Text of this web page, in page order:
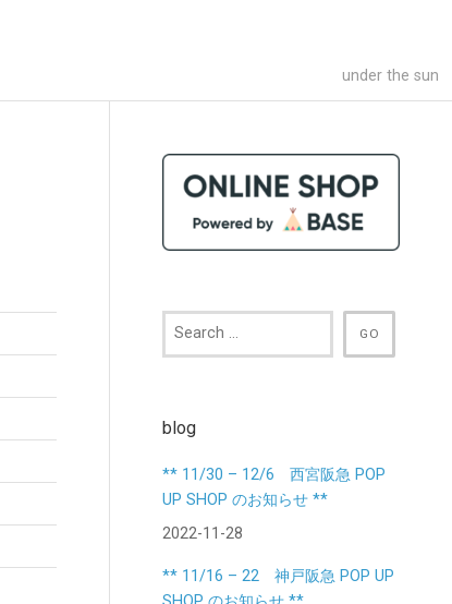
under the sun
blog
** 11/30 – 12/6 西宮阪急 POP
UP SHOP のお知らせ **
2022-11-28
** 11/16 – 22 神戸阪急 POP UP